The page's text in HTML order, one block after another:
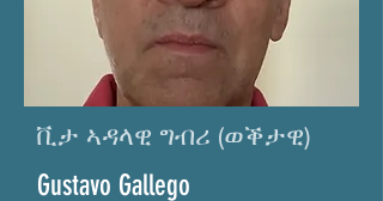
ቪታ ኣዳላዊ ግብሪ (ወቕታዊ)
Gustavo Gallego